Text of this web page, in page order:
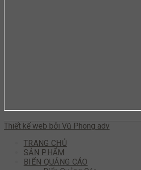
Thiết kế web bởi Vũ Phong adv
TRANG CHỦ
SẢN PHẨM
BIỂN QUẢNG CÁO